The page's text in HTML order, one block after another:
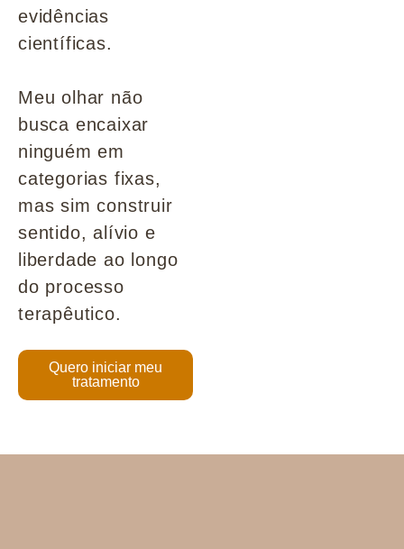
evidências
científicas.
Meu olhar não
busca encaixar
ninguém em
categorias fixas,
mas sim construir
sentido, alívio e
liberdade ao longo
do processo
terapêutico.
Quero iniciar meu
tratamento